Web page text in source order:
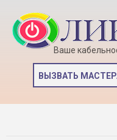
Ваше
ВЫЗВАТЬ